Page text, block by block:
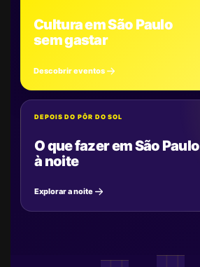
Cultura em São Paulo
sem gastar
Descobrir eventos
DEPOIS DO PÔR DO SOL
O que fazer em São Paulo
à noite
Explorar a noite